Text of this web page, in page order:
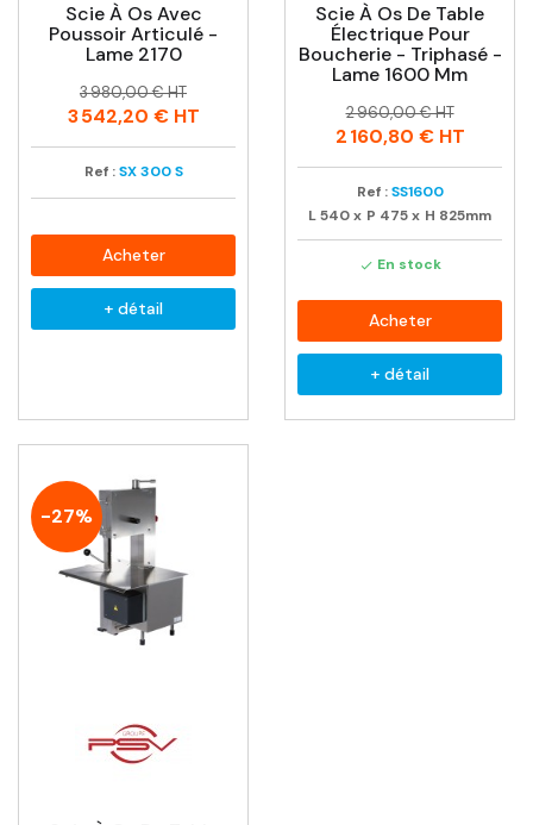
Scie À Os Avec
Poussoir Articulé -
Lame 2170
Prix
Prix
habituel
3 980,00 € HT
3 542,20 €HT
Ref : SX 300 S
Acheter
+ détail
Scie À Os De Table
Électrique Pour
Boucherie - Triphasé -
Lame 1600 Mm
Prix
Prix
habituel
2 960,00 € HT
2 160,80 €HT
Ref : SS1600
L540x P 475x H 825mm
 En stock
Acheter
+ détail
-27%